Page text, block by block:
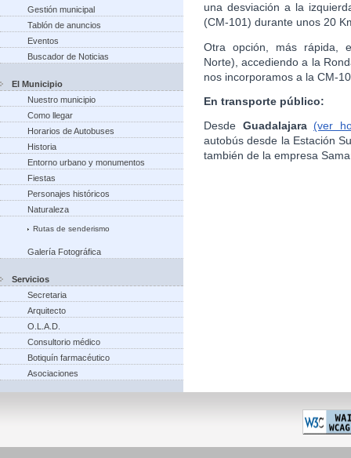
Gestión municipal
Tablón de anuncios
Eventos
Buscador de Noticias
El Municipio
Nuestro municipio
Como llegar
Horarios de Autobuses
Historia
Entorno urbano y monumentos
Fiestas
Personajes históricos
Naturaleza
Rutas de senderismo
Galería Fotográfica
Servicios
Secretaria
Arquitecto
O.L.A.D.
Consultorio médico
Botiquín farmacéutico
Asociaciones
una desviación a la
(CM-101) durante unos 20
Otra opción, más rápida,
Norte), accediendo a la
nos incorporamos a la CM-
En transporte público:
Desde Guadalajara (ver
autobús desde la Estación
también de la empresa